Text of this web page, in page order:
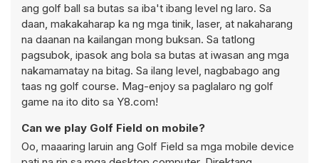
ang golf ball sa butas sa iba't ibang level ng laro. Sa
daan, makakaharap ka ng mga tinik, laser, at nakaharang
na daanan na kailangan mong buksan. Sa tatlong
pagsubok, ipasok ang bola sa butas at iwasan ang mga
nakamamatay na bitag. Sa ilang level, nagbabago ang
taas ng golf course. Mag-enjoy sa paglalaro ng golf
game na ito dito sa Y8.com!
Can we play Golf Field on mobile?
Oo, maaaring laruin ang Golf Field sa mga mobile device